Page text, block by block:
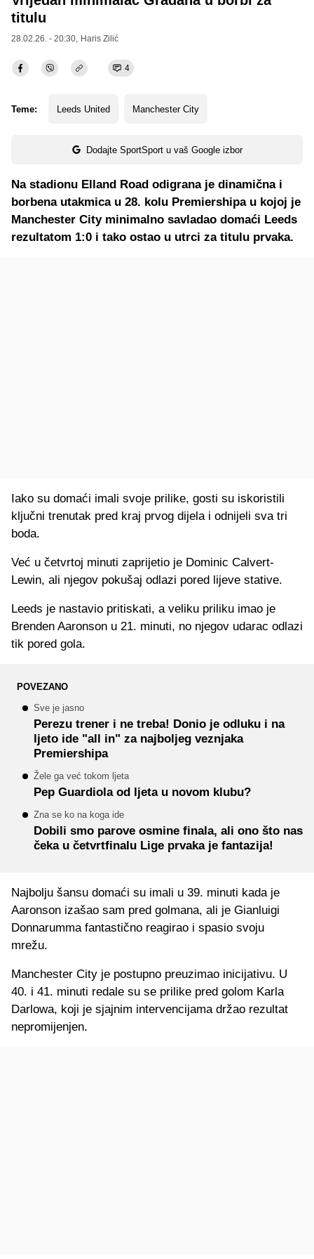
titulu
28.02.26. - 20:30, Haris Zilić
4
Teme: Leeds United Manchester City
Dodajte SportSport u vaš Google izbor
Na stadionu Elland Road odigrana je dinamična i
borbena utakmica u 28. kolu Premiershipa u kojoj je
Manchester City minimalno savladao domaći Leeds
rezultatom 1:0 i tako ostao u utrci za titulu prvaka.
Iako su domaći imali svoje prilike, gosti su iskoristili
ključni trenutak pred kraj prvog dijela i odnijeli sva tri
boda.
Već u četvrtoj minuti zaprijetio je Dominic Calvert-
Lewin, ali njegov pokušaj odlazi pored lijeve stative.
Leeds je nastavio pritiskati, a veliku priliku imao je
Brenden Aaronson u 21. minuti, no njegov udarac odlazi
tik pored gola.
POVEZANO
Sve je jasno
Perezu trener i ne treba! Donio je odluku i na
ljeto ide "all in" za najboljeg veznjaka
Premiershipa
Žele ga već tokom ljeta
Pep Guardiola od ljeta u novom klubu?
Zna se ko na koga ide
Dobili smo parove osmine finala, ali ono što nas
čeka u četvrtfinalu Lige prvaka je fantazija!
Najbolju šansu domaći su imali u 39. minuti kada je
Aaronson izašao sam pred golmana, ali je Gianluigi
Donnarumma fantastično reagirao i spasio svoju
mrežu.
Manchester City je postupno preuzimao inicijativu. U
40. i 41. minuti redale su se prilike pred golom Karla
Darlowa, koji je sjajnim intervencijama držao rezultat
nepromijenjen.